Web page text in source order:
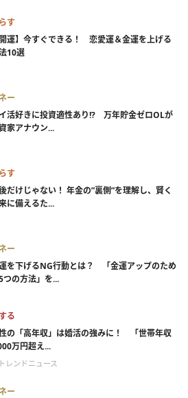
す
開運】今すぐできる！ 恋愛運＆金運を上げる
10選
ー
活好きに投資適性あり!? 万年貯金ゼロOLが
家アナウン...
す
だけじゃない！ 年金の”裏側”を理解し、賢く
に備えるた...
ー
を下げるNG行動とは？ 「金運アップのため
つの方法」を...
る
の「高年収」は婚活の強みに！ 「世帯年収
万円超え...
レンドニュース
ー